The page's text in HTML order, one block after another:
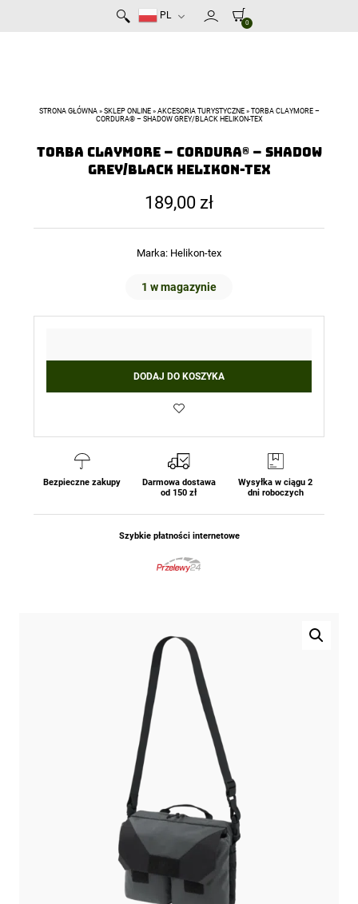
PL
0
STRONA GŁÓWNA» SKLEP ONLINE» AKCESORIA TURYSTYCZNE» TORBA CLAYMORE –
CORDURA® – SHADOW GREY/BLACK HELIKON-TEX
Torba CLAYMORE – Cordura® – Shadow
Grey/Black Helikon-Tex
189,00 zł
Marka: Helikon-tex
1 w magazynie
DODAJ DO KOSZYKA
Bezpieczne zakupy
Darmowa dostawa
od 150 zł
Wysyłka w ciągu 2
dni roboczych
Szybkie płatności internetowe